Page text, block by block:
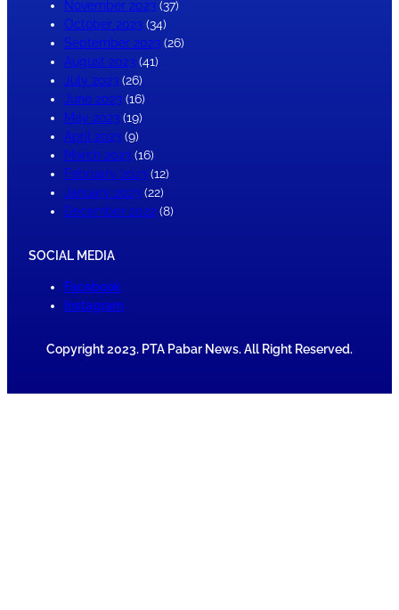
November 2023 (37)
October 2023 (34)
September 2023 (26)
August 2023 (41)
July 2023 (26)
June 2023 (16)
May 2023 (19)
April 2023 (9)
March 2023 (16)
February 2023 (12)
January 2023 (22)
December 2022 (8)
SOCIAL MEDIA
Facebook
Instagram
Copyright 2023. PTA Pabar News. All Right Reserved.